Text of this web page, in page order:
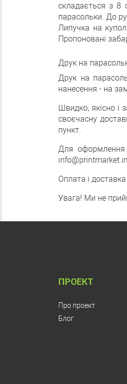
складається з 8
парасольки. До
Липучка на
Пропоновані
Друк на
Друк на
нанесення - на
Швидко, якісно і
своєчасну
пункт.
Для оформлення
Оплата і
Увага! Ми не
ПРОЕКТ
Про проект
Блог